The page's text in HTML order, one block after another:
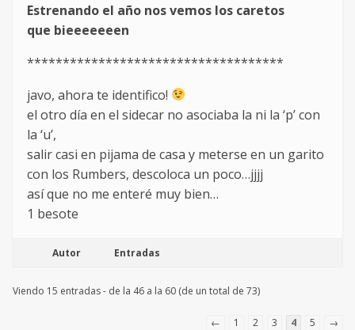
Estrenando el año nos vemos los caretos
que bieeeeeeen
************************************
javo, ahora te identifico!
el otro día en el sidecar no asociaba la ni la ‘p’ con
la ‘u’,
salir casi en pijama de casa y meterse en un garito
con los Rumbers, descoloca un poco…jjjj
así que no me enteré muy bien…
1 besote
Autor Entradas
Viendo 15 entradas - de la 46 a la 60 (de un total de 73)
← 1 2 3 4 5 →